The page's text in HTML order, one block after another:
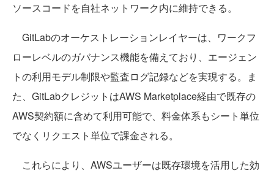
ソースコードを自社ネットワーク内に維持できる。
GitLabのオーケストレーションレイヤーは、ワークフ
ローレベルのガバナンス機能を備えており、エージェン
トの利用モデル制限や監査ログ記録などを実現する。ま
た、GitLabクレジットはAWS Marketplace経由で既存の
AWS契約額に含めて利用可能で、料金体系もシート単位
でなくリクエスト単位で課金される。
これらにより、AWSユーザーは既存環境を活用した効